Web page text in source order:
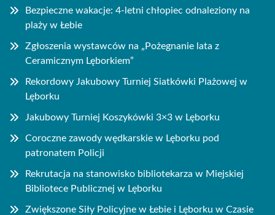
Bezpieczne wakacje: 4-letni chłopiec odnaleziony na
plaży w Łebie
Zgłoszenia wystawców na „Pożegnanie lata z
Ceramicznym Lęborkiem”
Rekordowy Jakubowy Turniej Siatkówki Plażowej w
Lęborku
Jakubowy Turniej Koszykówki 3×3 w Lęborku
Coroczne zawody wędkarskie w Lęborku pod
patronatem Policji
Rekrutacja na stanowisko bibliotekarza w Miejskiej
Bibliotece Publicznej w Lęborku
Zwiększone Siły Policyjne w Łebie i Lęborku w Czasie